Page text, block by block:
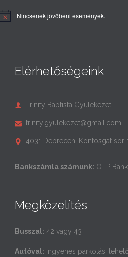
Nincsenek jövőbeni események.
Elérhetőségeink
 Trinity Baptista Gyülekezet
 trinity.gyulekezet@gmail.com
 4031 Debrecen, Köntösgát sor
Bankszámla számunk: OTP
Megközelítés
Busszal: 42 vagy 43
Autóval: Ingyenes parkolási